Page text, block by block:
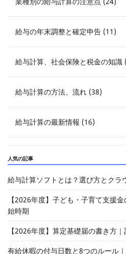
給与の年末調整と確定申告 (11)
給与計算、社会保険と税金の知識
給与計算の方法、流れ (38)
給与計算の最新情報 (16)
人気の記事
給与計算ソフトとは？選び方とクラ
【2026年度】子ども・子育て支援
始時期
【2026年度】算定基礎届の書き方
有給休暇の付与日数と8つのルール